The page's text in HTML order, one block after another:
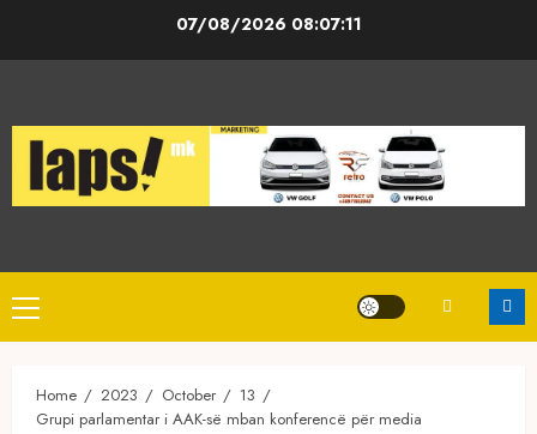
07/08/2026 08:07:11
Primary
Menu
Home 2023 October
13
Grupi parlamentar i AAK-së mban konferencë për media